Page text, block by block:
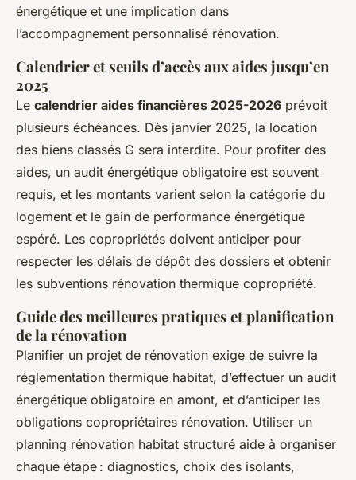
énergétique et une implication dans
l’accompagnement personnalisé rénovation.
Calendrier et seuils d’accès aux aides jusqu’en
2025
Le calendrier aides financières 2025-2026 prévoit
plusieurs échéances. Dès janvier 2025, la location
des biens classés G sera interdite. Pour profiter des
aides, un audit énergétique obligatoire est souvent
requis, et les montants varient selon la catégorie du
logement et le gain de performance énergétique
espéré. Les copropriétés doivent anticiper pour
respecter les délais de dépôt des dossiers et obtenir
les subventions rénovation thermique copropriété.
Guide des meilleures pratiques et planification
de la rénovation
Planifier un projet de rénovation exige de suivre la
réglementation thermique habitat, d’effectuer un audit
énergétique obligatoire en amont, et d’anticiper les
obligations copropriétaires rénovation. Utiliser un
planning rénovation habitat structuré aide à organiser
chaque étape : diagnostics, choix des isolants,